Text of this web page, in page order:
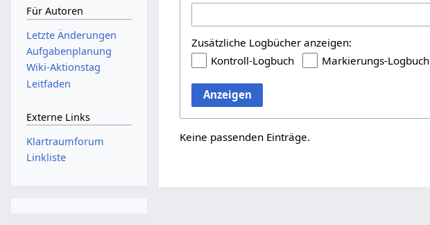
Zusätzliche Logbücher anzeigen:
Kontroll-Logbuch
Markierungs-Logbuch
Anzeigen
Keine passenden Einträge.
Für Autoren
Letzte Änderungen
Aufgabenplanung
Wiki-Aktionstag
Leitfaden
Externe Links
Klartraumforum
Linkliste